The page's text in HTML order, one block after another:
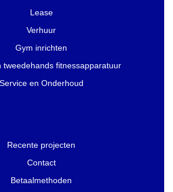
Lease
Verhuur
Gym inrichten
tweedehands fitnessapparatuur
Service en Onderhoud
Recente projecten
Contact
Betaalmethoden